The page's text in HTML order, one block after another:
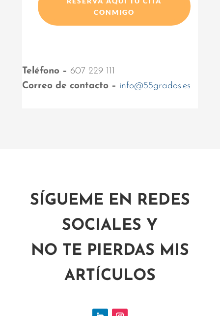
CONMIGO
Teléfono – 607 229 111
Correo de contacto – info@55grados.es
SÍGUEME EN REDES
SOCIALES Y
NO TE PIERDAS MIS
ARTÍCULOS